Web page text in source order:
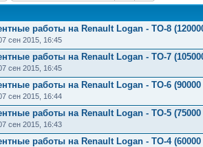
работы на Renault Logan - ТО-8
сен 2015, 16:45
работы на Renault Logan - ТО-7
сен 2015, 16:45
работы на Renault Logan - ТО-6
сен 2015, 16:44
работы на Renault Logan - ТО-5
сен 2015, 16:43
работы на Renault Logan - ТО-4